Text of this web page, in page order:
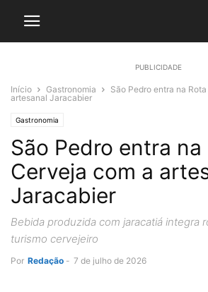
PUBLICIDADE
Início Gastronomia
São Pedro entra na
artesanal Jaracabier
Gastronomia
São Pedro entra na
Cerveja com a
Jaracabier
Bebida produzida com jaracatiá integra
turismo cervejeiro
Por Redação - 7 de julho de 2026